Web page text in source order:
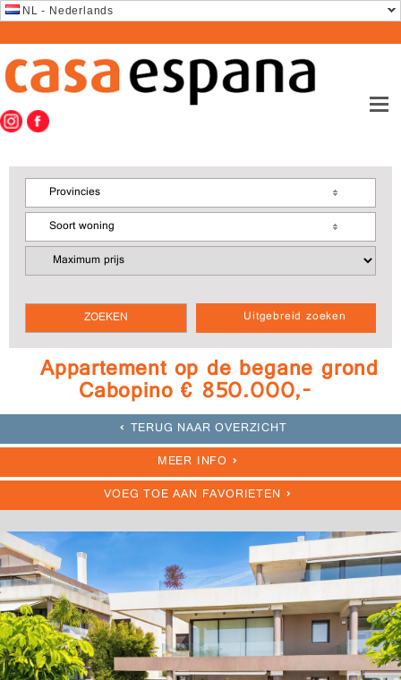
NL - Nederlands
Uitgebreid zoeken
Provincies
Soort woning
Appartement op de begane grond
Cabopino € 850.000,-
TERUG NAAR OVERZICHT
MEER INFO
VOEG TOE AAN FAVORIETEN